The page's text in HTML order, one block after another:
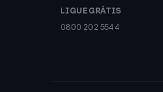
LIGUE GRÁTIS
0800 202 5544